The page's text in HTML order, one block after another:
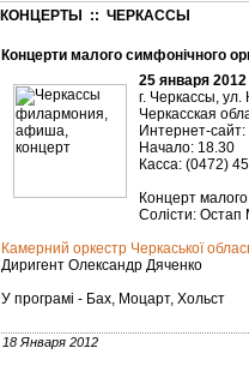
КОНЦЕРТЫ :: ЧЕРКАССЫ
Концерти малого симфонічного
25 января 2012
г. Черкассы,
Черкасская
Интернет-сайт:
Начало: 18.30
Касса: (0472)
Концерт
Солісти: Остап
Камерний оркестр Черкаської
Диригент Олександр Дяченко
У програмі - Бах, Моцарт, Хольст
18 Января 2012